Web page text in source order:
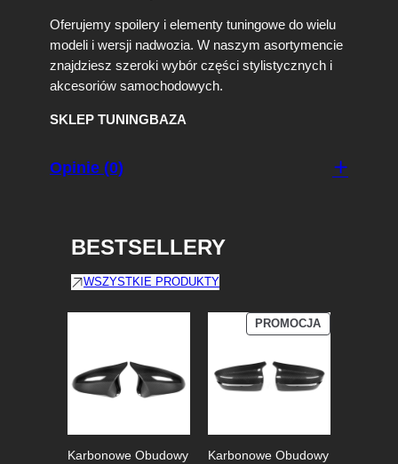
s
k
(
–
)
Oferujemy spoilery i elementy tuningowe do wielu
modeli i wersji nadwozia. W naszym asortymencie
znajdziesz szeroki wybór części stylistycznych i
akcesoriów samochodowych.
SKLEP TUNINGBAZA
Opinie (0)
BESTSELLERY
WSZYSTKIE PRODUKTY
Karbonowe Obudowy
PROMOCJAPRODUKT
W
Karbonowe Obudowy